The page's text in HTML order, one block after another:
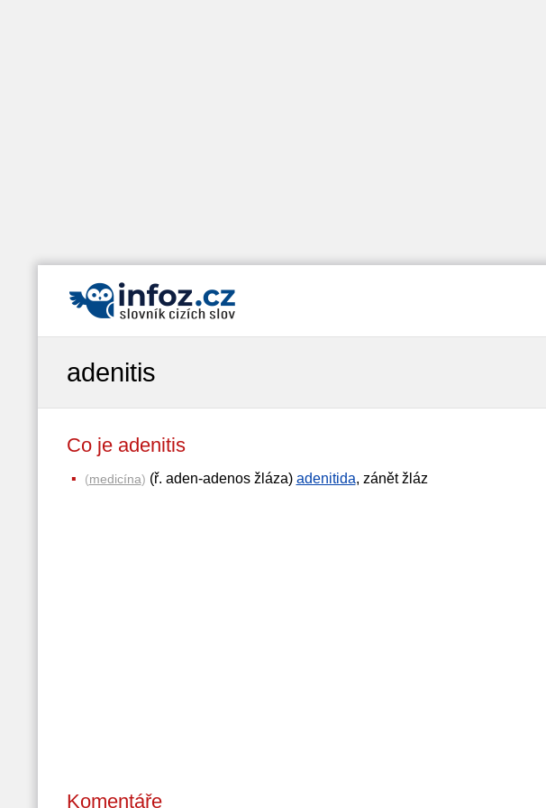
adenitis
Co je adenitis
(medicína) (ř. aden-adenos žláza) adenitida, zánět žláz
Komentáře